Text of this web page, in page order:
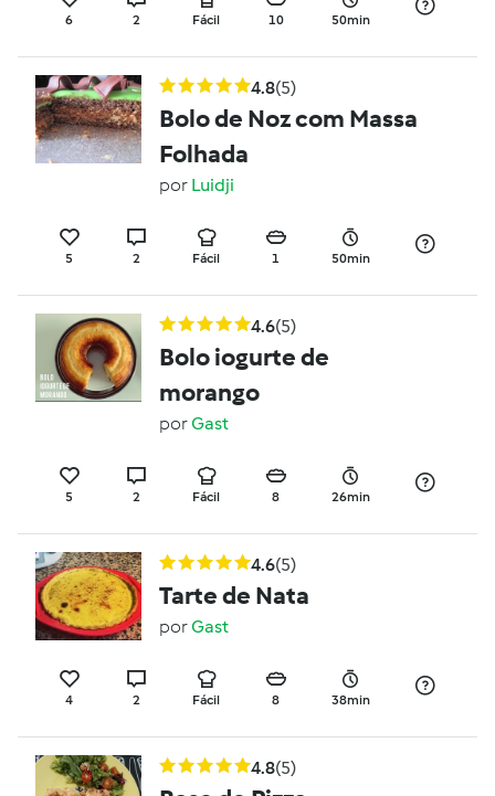
6 2 Fácil 10 50min
4.8(5)
Bolo de Noz com Massa
Folhada
por Luidji
5 2 Fácil 1 50min
4.6(5)
Bolo iogurte de
morango
porGast
5 2 Fácil 8 26min
4.6(5)
Tarte de Nata
porGast
4 2 Fácil 8 38min
4.8(5)